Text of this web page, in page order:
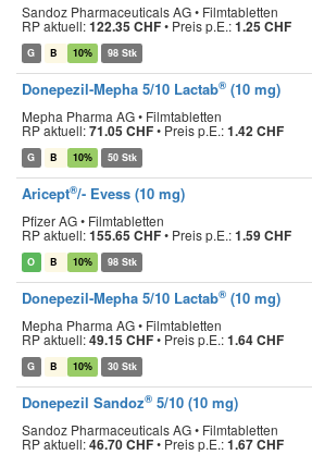
Sandoz Pharmaceuticals AG • Filmtabletten
RP aktuell:122.35 CHF• Preis p.E.:1.25 CHF
G B 10% 98 Stk
Donepezil-Mepha 5/10 Lactab® (10 mg)
Mepha Pharma AG • Filmtabletten
RP aktuell:71.05 CHF• Preis p.E.:1.42 CHF
G B 10% 50 Stk
Aricept®/- Evess (10 mg)
Pfizer AG • Filmtabletten
RP aktuell:155.65 CHF• Preis p.E.:1.59 CHF
O B 10% 98 Stk
Donepezil-Mepha 5/10 Lactab® (10 mg)
Mepha Pharma AG • Filmtabletten
RP aktuell:49.15 CHF• Preis p.E.:1.64 CHF
G B 10% 30 Stk
Donepezil Sandoz® 5/10 (10 mg)
Sandoz Pharmaceuticals AG • Filmtabletten
RP aktuell:46.70 CHF• Preis p.E.:1.67 CHF